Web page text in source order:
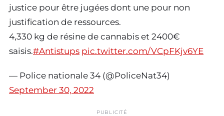
justice pour être jugées dont une pour non
justification de ressources.
4,330 kg de résine de cannabis et 2400€
saisis.#Antistups pic.twitter.com/VCpFKjv6YE
— Police nationale 34 (@PoliceNat34)
September 30, 2022
PUBLICITÉ